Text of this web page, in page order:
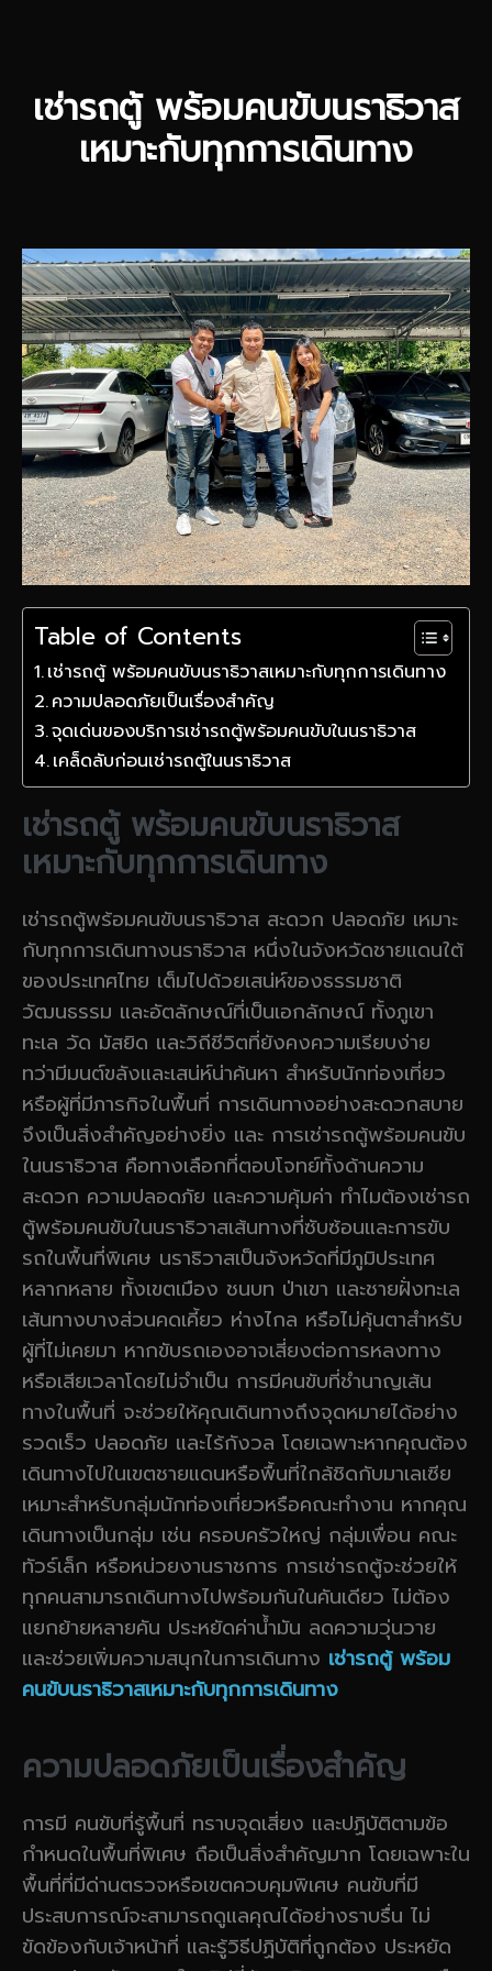
เช่ารถตู้ พร้อมคนขับนราธิวาส
เหมาะกับทุกการเดินทาง
Table of Contents
เช่ารถตู้ พร้อมคนขับนราธิวาสเหมาะกับทุกการเดินทาง
ความปลอดภัยเป็นเรื่องสำคัญ
จุดเด่นของบริการเช่ารถตู้พร้อมคนขับในนราธิวาส
เคล็ดลับก่อนเช่ารถตู้ในนราธิวาส
เช่ารถตู้ พร้อมคนขับนราธิวาส
เหมาะกับทุกการเดินทาง
เช่ารถตู้พร้อมคนขับนราธิวาส สะดวก ปลอดภัย เหมาะ
กับทุกการเดินทางนราธิวาส หนึ่งในจังหวัดชายแดนใต้
ของประเทศไทย เต็มไปด้วยเสน่ห์ของธรรมชาติ
วัฒนธรรม และอัตลักษณ์ที่เป็นเอกลักษณ์ ทั้งภูเขา
ทะเล วัด มัสยิด และวิถีชีวิตที่ยังคงความเรียบง่าย
ทว่ามีมนต์ขลังและเสน่ห์น่าค้นหา สำหรับนักท่องเที่ยว
หรือผู้ที่มีภารกิจในพื้นที่ การเดินทางอย่างสะดวกสบาย
จึงเป็นสิ่งสำคัญอย่างยิ่ง และ การเช่ารถตู้พร้อมคนขับ
ในนราธิวาส คือทางเลือกที่ตอบโจทย์ทั้งด้านความ
สะดวก ความปลอดภัย และความคุ้มค่า ทำไมต้องเช่ารถ
ตู้พร้อมคนขับในนราธิวาสเส้นทางที่ซับซ้อนและการขับ
รถในพื้นที่พิเศษ นราธิวาสเป็นจังหวัดที่มีภูมิประเทศ
หลากหลาย ทั้งเขตเมือง ชนบท ป่าเขา และชายฝั่งทะเล
เส้นทางบางส่วนคดเคี้ยว ห่างไกล หรือไม่คุ้นตาสำหรับ
ผู้ที่ไม่เคยมา หากขับรถเองอาจเสี่ยงต่อการหลงทาง
หรือเสียเวลาโดยไม่จำเป็น การมีคนขับที่ชำนาญเส้น
ทางในพื้นที่ จะช่วยให้คุณเดินทางถึงจุดหมายได้อย่าง
รวดเร็ว ปลอดภัย และไร้กังวล โดยเฉพาะหากคุณต้อง
เดินทางไปในเขตชายแดนหรือพื้นที่ใกล้ชิดกับมาเลเซีย
เหมาะสำหรับกลุ่มนักท่องเที่ยวหรือคณะทำงาน หากคุณ
เดินทางเป็นกลุ่ม เช่น ครอบครัวใหญ่ กลุ่มเพื่อน คณะ
ทัวร์เล็ก หรือหน่วยงานราชการ การเช่ารถตู้จะช่วยให้
ทุกคนสามารถเดินทางไปพร้อมกันในคันเดียว ไม่ต้อง
แยกย้ายหลายคัน ประหยัดค่าน้ำมัน ลดความวุ่นวาย
และช่วยเพิ่มความสนุกในการเดินทาง เช่ารถตู้ พร้อม
คนขับนราธิวาสเหมาะกับทุกการเดินทาง
ความปลอดภัยเป็นเรื่องสำคัญ
การมี คนขับที่รู้พื้นที่ ทราบจุดเสี่ยง และปฏิบัติตามข้อ
กำหนดในพื้นที่พิเศษ ถือเป็นสิ่งสำคัญมาก โดยเฉพาะใน
พื้นที่ที่มีด่านตรวจหรือเขตควบคุมพิเศษ คนขับที่มี
ประสบการณ์จะสามารถดูแลคุณได้อย่างราบรื่น ไม่
ขัดข้องกับเจ้าหน้าที่ และรู้วิธีปฏิบัติที่ถูกต้อง ประหยัด